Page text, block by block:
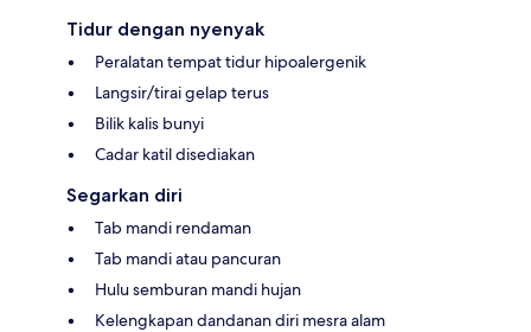
Tidur dengan nyenyak
Peralatan tempat tidur hipoalergenik
Langsir/tirai gelap terus
Bilik kalis bunyi
Cadar katil disediakan
Segarkan diri
Tab mandi rendaman
Tab mandi atau pancuran
Hulu semburan mandi hujan
Kelengkapan dandanan diri mesra alam